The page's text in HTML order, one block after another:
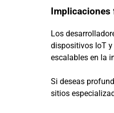
Los
dispositivos IoT
escalables en la
Si deseas
sitios